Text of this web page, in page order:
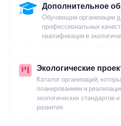
Дополнительное
Обучающие организации
профессиональных
квалификации в
Экологические
Каталог организаций,
планированием и
экологических стандартов
развития